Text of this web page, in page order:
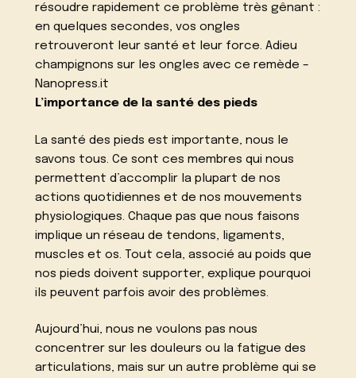
résoudre rapidement ce problème très gênant :
en quelques secondes, vos ongles
retrouveront leur santé et leur force. Adieu
champignons sur les ongles avec ce remède –
Nanopress.it
L’importance de la santé des pieds
La santé des pieds est importante, nous le
savons tous. Ce sont ces membres qui nous
permettent d’accomplir la plupart de nos
actions quotidiennes et de nos mouvements
physiologiques. Chaque pas que nous faisons
implique un réseau de tendons, ligaments,
muscles et os. Tout cela, associé au poids que
nos pieds doivent supporter, explique pourquoi
ils peuvent parfois avoir des problèmes.
Aujourd’hui, nous ne voulons pas nous
concentrer sur les douleurs ou la fatigue des
articulations, mais sur un autre problème qui se